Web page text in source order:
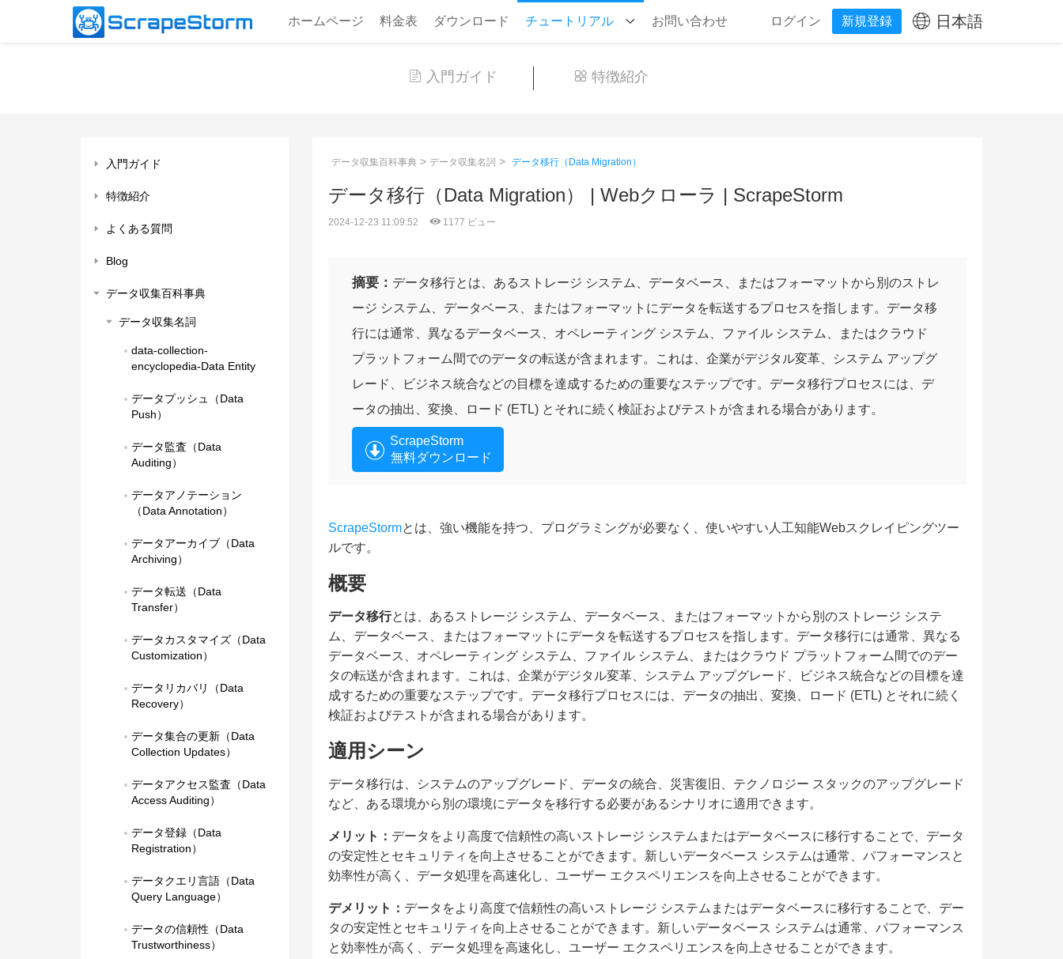
ホームページ 料金表 ダウンロード チュートリアル お問い合わせ ログイン 新規登録 日本語
入門ガイド 特徴紹介
入門ガイド
特徴紹介
よくある質問
Blog
データ収集百科事典
データ収集名詞
data-collection-
encyclopedia-Data Entity
データプッシュ（Data
Push）
データ監査（Data
Auditing）
データアノテーション
（Data Annotation）
データアーカイブ（Data
Archiving）
データ転送（Data
Transfer）
データカスタマイズ（Data
Customization）
データリカバリ（Data
Recovery）
データ集合の更新（Data
Collection Updates）
データアクセス監査（Data
Access Auditing）
データ登録（Data
Registration）
データクエリ言語（Data
Query Language）
データの信頼性（Data
Trustworthiness）
データ収集百科事典 > データ収集名詞 > データ移行（Data Migration）
データ移行（Data Migration） | Webクローラ | ScrapeStorm
2024-12-23 11:09:52 1177 ビュー
摘要： データ移行とは、あるストレージ システム、データベース、またはフォーマットから別のストレ
ージ システム、データベース、またはフォーマットにデータを転送するプロセスを指します。データ移
行には通常、異なるデータベース、オペレーティング システム、ファイル システム、またはクラウド
プラットフォーム間でのデータの転送が含まれます。これは、企業がデジタル変革、システム アップグ
レード、ビジネス統合などの目標を達成するための重要なステップです。データ移行プロセスには、デ
ータの抽出、変換、ロード (ETL) とそれに続く検証およびテストが含まれる場合があります。
ScrapeStorm
無料ダウンロード
ScrapeStormとは、強い機能を持つ、プログラミングが必要なく、使いやすい人工知能Webスクレイピングツー
ルです。
概要
データ移行とは、あるストレージ システム、データベース、またはフォーマットから別のストレージ システ
ム、データベース、またはフォーマットにデータを転送するプロセスを指します。データ移行には通常、異なる
データベース、オペレーティング システム、ファイル システム、またはクラウド プラットフォーム間でのデー
タの転送が含まれます。これは、企業がデジタル変革、システム アップグレード、ビジネス統合などの目標を達
成するための重要なステップです。データ移行プロセスには、データの抽出、変換、ロード (ETL) とそれに続く
検証およびテストが含まれる場合があります。
適用シーン
データ移行は、システムのアップグレード、データの統合、災害復旧、テクノロジー スタックのアップグレード
など、ある環境から別の環境にデータを移行する必要があるシナリオに適用できます。
メリット： データをより高度で信頼性の高いストレージ システムまたはデータベースに移行することで、データ
の安定性とセキュリティを向上させることができます。新しいデータベース システムは通常、パフォーマンスと
効率性が高く、データ処理を高速化し、ユーザー エクスペリエンスを向上させることができます。
デメリット： データをより高度で信頼性の高いストレージ システムまたはデータベースに移行することで、デー
タの安定性とセキュリティを向上させることができます。新しいデータベース システムは通常、パフォーマンス
と効率性が高く、データ処理を高速化し、ユーザー エクスペリエンスを向上させることができます。